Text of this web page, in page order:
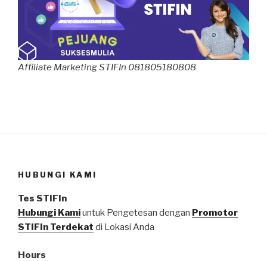
Affiliate Marketing STIFIn 081805180808
HUBUNGI KAMI
Tes STIFIn
Hubungi Kamiuntuk Pengetesan dengan Promotor
STIFIn Terdekat di Lokasi Anda
Hours